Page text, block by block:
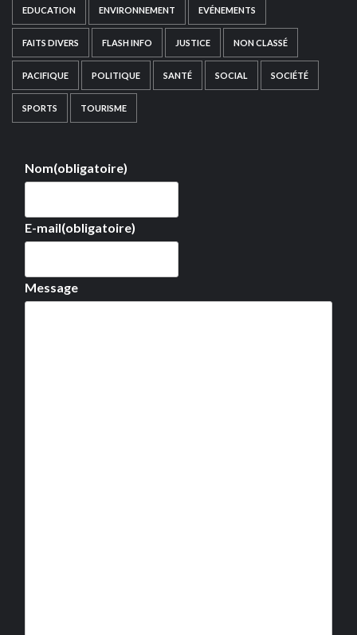
EDUCATION ENVIRONNEMENT EVÉNEMENTS
FAITS DIVERS FLASH INFO JUSTICE NON CLASSÉ
PACIFIQUE POLITIQUE SANTÉ SOCIAL SOCIÉTÉ
SPORTS TOURISME
Nom(obligatoire)
E-mail(obligatoire)
Message